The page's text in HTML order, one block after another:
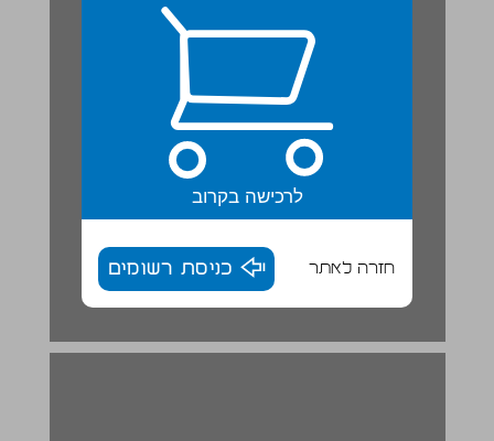
לרכישה בקרוב
חזרה לאתר כניסת רשומים
סטטיסטיקה ... 25